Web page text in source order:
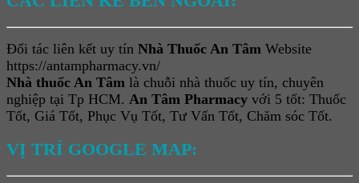
Đối tác liên kết uy tín Nhà Thuốc An Tâm Website
https://antampharmacy.vn/
Nhà thuốc An Tâm là chuỗi nhà thuốc uy tín, chuyên
nghiệp tại Tp HCM. An Tâm Pharmacy với 5 tốt: Thuốc
Tốt, Giá Tốt, Phục Vụ Tốt, Tư Vấn Tốt, Chăm sóc Tốt.
VỊ TRÍ GOOGLE MAP: